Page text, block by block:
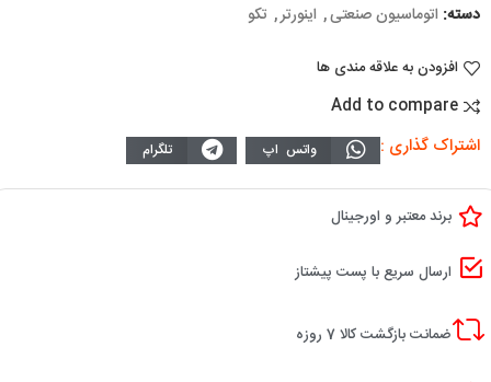
دسته: اتوماسیون صنعتی, اینورتر, تکو
افزودن به علاقه مندی ها
Add to compare
اشتراک گذاری : واتس اپ تلگرام
برند معتبر و اورجینال
ارسال سریع با پست پیشتاز
ضمانت بازگشت کالا 7 روزه